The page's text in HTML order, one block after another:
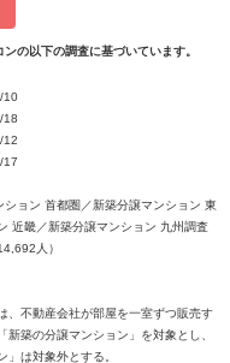
の以下の調査に基づいています。
10
18
12
17
ョン 首都圏／新築分譲マンション 東
近畿／新築分譲マンション 九州調査
人）
、不動産会社が部屋を一室ずつ販売す
新築の分譲マンション」を対象とし、
」は対象外とする。